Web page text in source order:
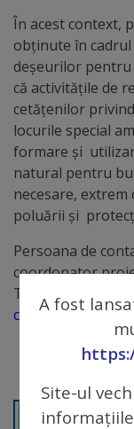
Orașul
în
imagini
Galerie
video
Galerii
foto
Primărie
În acest context,
obținute în
deșeurilor
că activitățile de
cetățenilor
locurile special
formare și
natural pentru
necesare,
poluării și
Persoana de
coordonator
Telefon de
A fost
Site-ul